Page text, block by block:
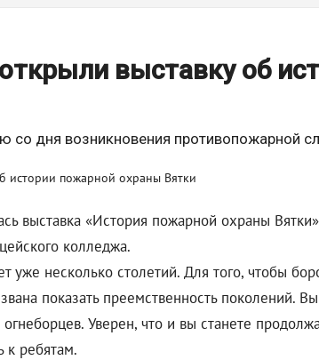
выставку об
со дня возникновения противопожарной
выставка «История пожарной охраны
колледжа.
уже несколько столетий. Для того, чтобы
показать преемственность поколений.
Уверен, что и вы станете
к ребятам.